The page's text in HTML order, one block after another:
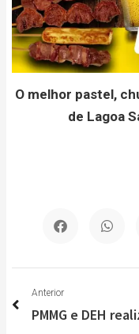
O melhor pastel,
de Lagoa
Anterior